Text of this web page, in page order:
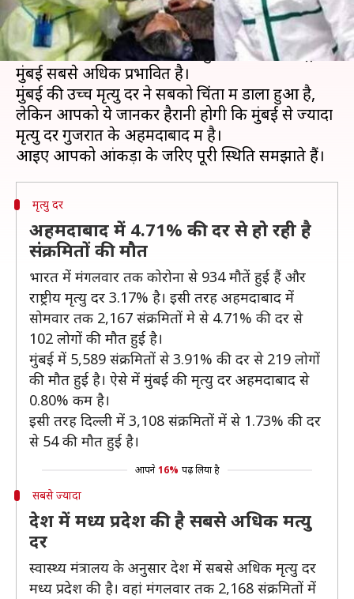
भारत में कोरोना वायरस का प्रकोप लगातार जारी है और
नए मामलों की संख्या लगातार बढ़ती जा रही है। महाराष्ट्र
सबसे अधिक प्रभावित राज्य बना हुआ है और महाराष्ट्र में
मुंबई सबसे अधिक प्रभावित है।
मुंबई की उच्च मृत्यु दर ने सबको चिंता में डाला हुआ है,
लेकिन आपको ये जानकर हैरानी होगी कि मुंबई से ज्यादा
मृत्यु दर गुजरात के अहमदाबाद में है।
मृत्यु दर
अहमदाबाद में 4.71% की दर से हो रही है
संक्रमितों की मौत
भारत में मंगलवार तक कोरोना से 934 मौतें हुई हैं और
राष्ट्रीय मृत्यु दर 3.17% है। इसी तरह अहमदाबाद में
सोमवार तक 2,167 संक्रमितों मे से 4.71% की दर से
102 लोगों की मौत हुई है।
मुंबई में 5,589 संक्रमितों से 3.91% की दर से 219 लोगों
की मौत हुई है। ऐसे में मुंबई की मृत्यु दर अहमदाबाद से
0.80% कम है।
इसी तरह दिल्ली में 3,108 संक्रमितों में से 1.73% की दर
से 54 की मौत हुई है।
आपने 16% पढ़ लिया है
सबसे ज्यादा
देश में मध्य प्रदेश की है सबसे अधिक मत्यु
दर
स्वास्थ्य मंत्रालय के अनुसार देश में सबसे अधिक मृत्यु दर
मध्य प्रदेश की है। वहां मंगलवार तक 2,168 संक्रमितों में